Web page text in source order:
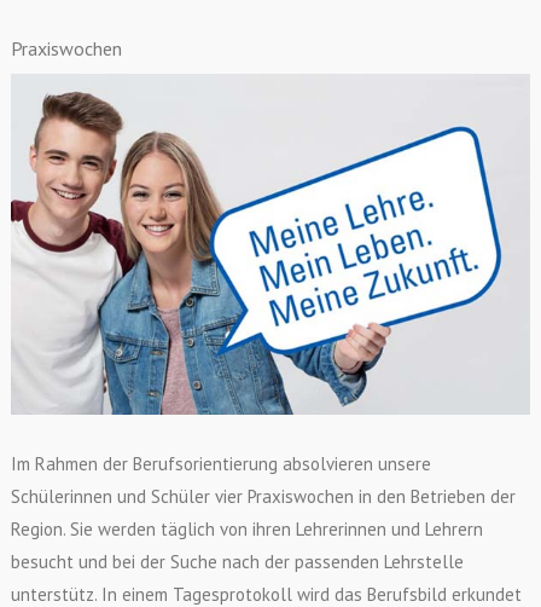
Praxiswochen
Im Rahmen der Berufsorientierung absolvieren unsere
Schülerinnen und Schüler vier Praxiswochen in den Betrieben der
Region. Sie werden täglich von ihren Lehrerinnen und Lehrern
besucht und bei der Suche nach der passenden Lehrstelle
unterstütz. In einem Tagesprotokoll wird das Berufsbild erkundet